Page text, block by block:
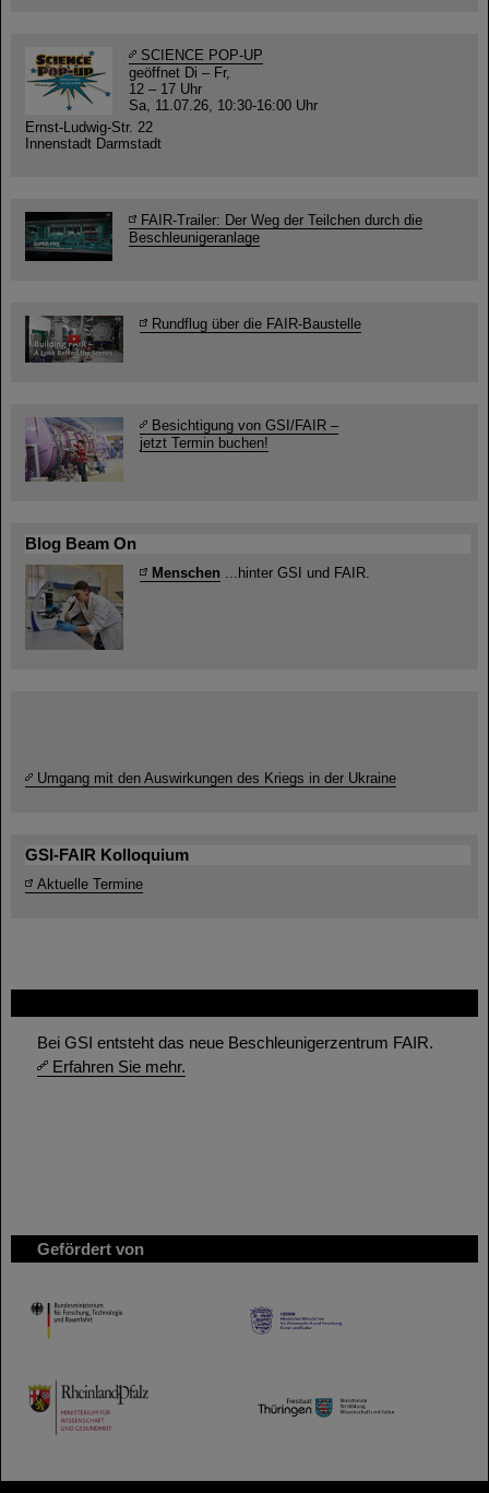
Bei GSI entsteht das neue Beschleunigerzentrum FAIR.
Erfahren Sie mehr.
Gefördert von
HMWK
TMWWDG
SCIENCE POP-UP
geöffnet Di – Fr,
12 – 17 Uhr
Sa, 11.07.26, 10:30-16:00 Uhr
Ernst-Ludwig-Str. 22
Innenstadt Darmstadt
FAIR-Trailer: Der Weg der Teilchen durch die
Beschleunigeranlage
Rundflug über die FAIR-Baustelle
Besichtigung von GSI/FAIR –
jetzt Termin buchen!
Blog Beam On
Menschen ...hinter GSI und FAIR.
Umgang mit den Auswirkungen des Kriegs in der Ukraine
GSI-FAIR Kolloquium
Aktuelle Termine